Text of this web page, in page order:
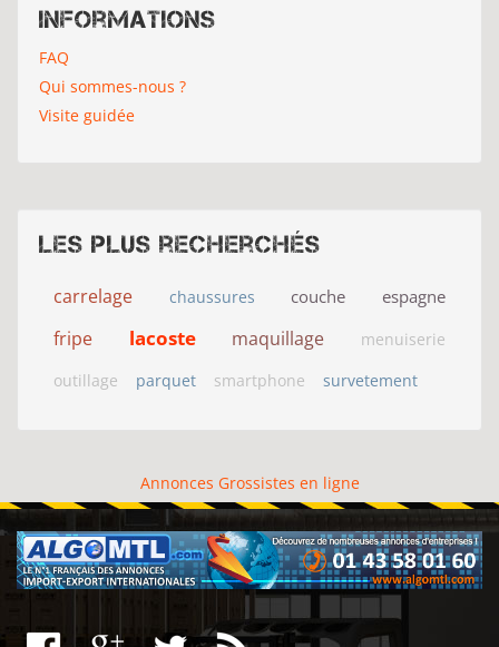
Informations
FAQ
Qui sommes-nous ?
Visite guidée
Les plus recherchés
carrelage chaussures couche espagne
fripe lacoste maquillage
menuiserie
outillage
parquet smartphone survetement
Annonces Grossistes en ligne